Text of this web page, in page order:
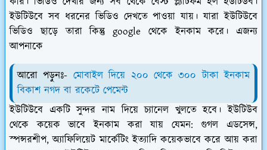
ইউটিউবে সব ধরনের ভিডিও দেখতে পাওয়া যায়। যারা ইউটিউবে
ভিডিও ছাড়ে তারা কিন্তু google থেকে ইনকাম করে। এজন্য
আপনাকে
আরো পড়ুনঃ- মোবাইল দিয়ে ২০০ থেকে ৩০০ টাকা ইনকাম
বিকাশ নগদ বা রকেটে পেমেন্ট
ইউটিউবে একটি সুন্দর নাম দিয়ে চ্যানেল খুলতে হবে। ইউটিউব
থেকে কয়েক ভাবে ইনকাম করা যায় যেমন: গুগল এডসেন্স,
স্পন্সরশীপ, অ্যাফিলিয়েট মার্কেটিং ইত্যাদি কয়েকভাবে করে আয় করা